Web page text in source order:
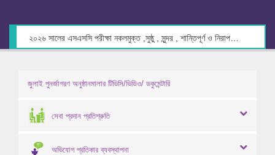
জুলাই পুনর্জাগরণ অনুষ্ঠানমালার টিভিসি/ভিডিও/ ডকুমেন্টারি
সেবা প্রদান প্রতিশ্রুতি
অভিযোগ প্রতিকার ব্যবস্থাপনা